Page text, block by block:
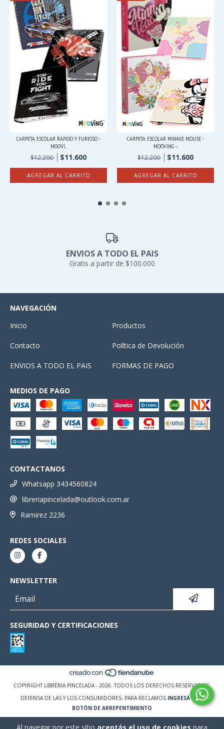
CARPETA ESCOLAR RÁPIDO Y FURIOSO -
MOOVI...
$12.200 $11.600
AGREGAR AL CARRITO
CARPETA ESCOLAR MINNIE MOUSE -
MOOVING -...
$12.200 $11.600
AGREGAR AL CARRITO
ENVIOS A TODO EL PAIS
Gratis a partir de $100.000
NAVEGACIÓN
Inicio
Productos
Contacto Política de Devolución
ENVIOS A TODO EL PAIS FORMAS DE PAGO
MEDIOS DE PAGO
CONTACTANOS
Whatsapp 3434560824
libreriapincelada@outlook.com.ar
Ramirez 2236
REDES SOCIALES
NEWSLETTER
SEGURIDAD Y CERTIFICACIONES
COPYRIGHT LIBRERIA PINCELADA - 2026. TODOS LOS DERECHOS RESERVADOS.
DEFENSA DE LAS Y LOS CONSUMIDORES. PARA RECLAMOS INGRESÁ ACÁ.
BOTÓN DE ARREPENTIMIENTO